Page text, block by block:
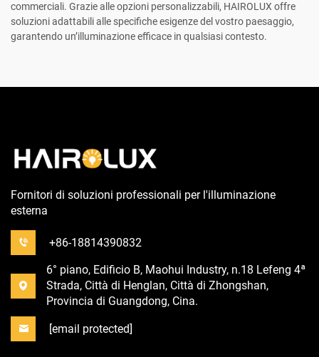
commerciali. Grazie alle opzioni personalizzabili, HAIROLUX offre
soluzioni adattabili alle specifiche esigenze del vostro paesaggio,
garantendo un’illuminazione efficace in qualsiasi contesto.
Fornitori di soluzioni professionali per l'illuminazione
esterna
+86-18814390832
6° piano, Edificio B, Maohui Industry, n.18 Lefeng 4ª
Strada, Città di Henglan, Città di Zhongshan,
Provincia di Guangdong, Cina.
[email protected]